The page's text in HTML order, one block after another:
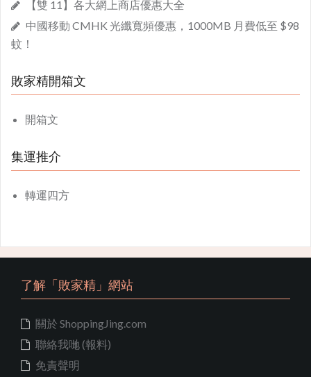
【雙 11】各大網上商店優惠大全
中國移動 CMHK 光纖寬頻優惠，1000MB 月費低至 $98
蚊！
敗家精開箱文
開箱文
集運推介
轉運四方
了解「敗家精」網站
關於 ShoppingJing.com
聯絡我哋 (報料)
免責聲明